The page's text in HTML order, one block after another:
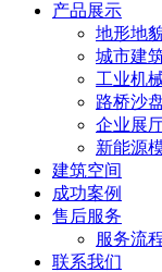
产品展示
地形地
城市建
工业机
路桥沙
企业展
新能源
建筑空间
成功案例
售后服务
服务流
联系我们